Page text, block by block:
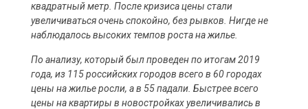
квадратный метр. После кризиса цены стали
увеличиваться очень спокойно, без рывков. Нигде не
наблюдалось высоких темпов роста на жилье.
По анализу, который был проведен по итогам 2019
года, из 115 российских городов всего в 60 городах
цены на жилье росли, а в 55 падали. Быстрее всего
цены на квартиры в новостройках увеличивались в